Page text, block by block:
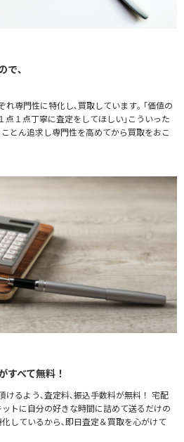
で､
れ専門性に特化し､買取しています｡ ｢価値の
点１点丁寧に査定をしてほしい｣こういった
とん追求し専門性を高めてから買取をおこ
すべて無料！
けるよう､査定料､振込手数料が無料！ 宅配
トに自分の好きな時間に詰めて送るだけの
しているから､即日査定＆買取を心がけて